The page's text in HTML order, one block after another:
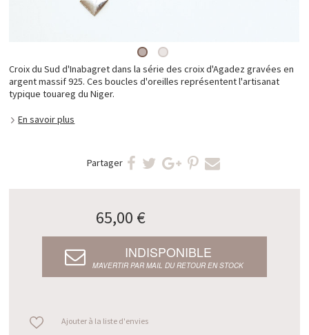
Croix du Sud d'Inabagret dans la série des croix d'Agadez gravées en
argent massif 925. Ces boucles d'oreilles représentent l'artisanat
typique touareg du Niger.
En savoir plus
Partager
65,00 €
INDISPONIBLE
M’AVERTIR PAR MAIL DU RETOUR EN STOCK
Ajouter à la liste d'envies